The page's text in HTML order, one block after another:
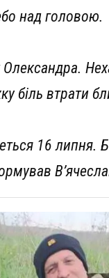
над головою.
Олександра.
біль втрати
16 липня.